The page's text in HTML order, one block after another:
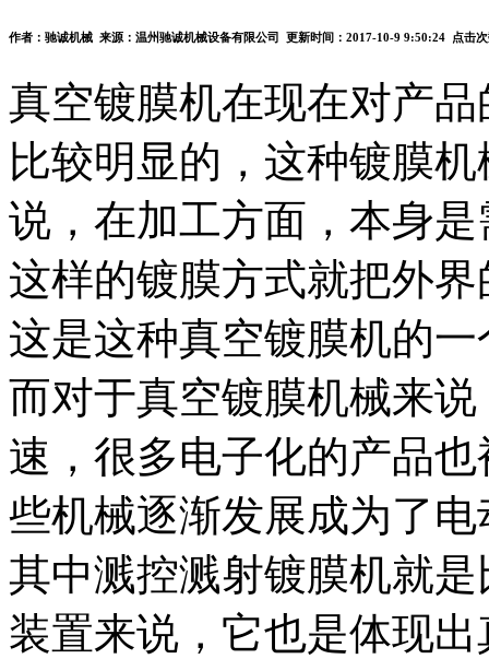
作者：驰诚机械 来源：温州驰诚机械设备有限公司 更新时间：2017-10-9 9:50:24 点击
真空镀膜机在现在对产
比较明显的，这种镀膜
说，在加工方面，本身
这样的镀膜方式就把外
这是这种真空镀膜机的
而对于真空镀膜机械来
速，很多电子化的产品
些机械逐渐发展成为了
其中溅控溅射镀膜机就
装置来说，它也是体现